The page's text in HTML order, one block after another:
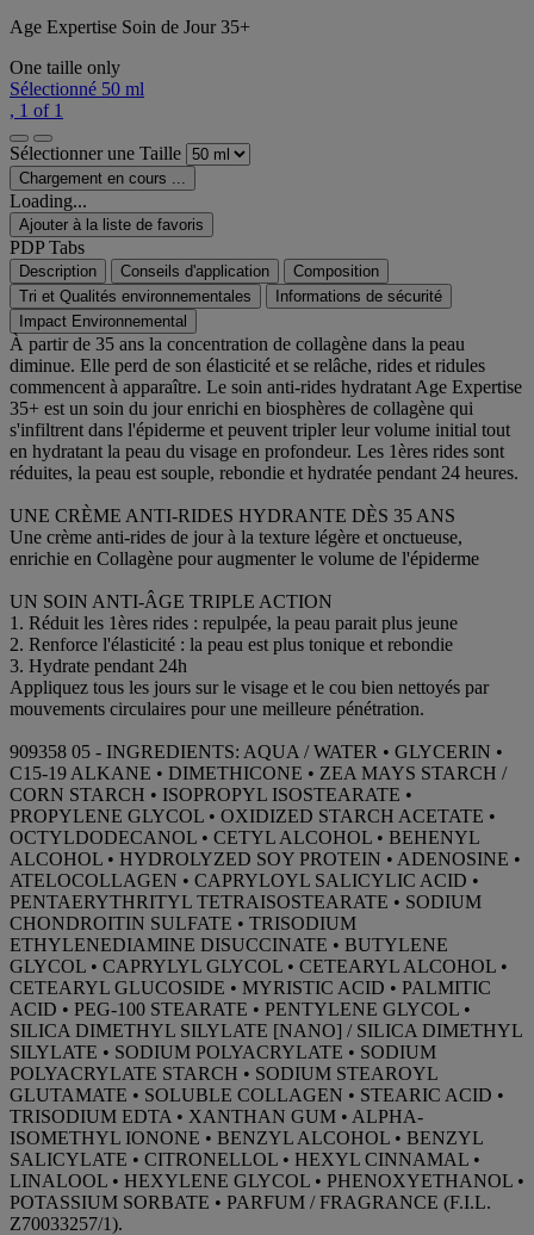
Age Expertise Soin de Jour 35+
One taille only
Sélectionné 50 ml
, 1 of 1
Sélectionner une Taille
Chargement en cours ...
Loading...
Ajouter à la liste de favoris
PDP Tabs
Description Conseils d'application
Composition
Tri et Qualités environnementales
Informations de sécurité
Impact Environnemental
À partir de 35 ans la concentration de collagène dans la peau
diminue. Elle perd de son élasticité et se relâche, rides et ridules
commencent à apparaître. Le soin anti-rides hydratant Age Expertise
35+ est un soin du jour enrichi en biosphères de collagène qui
s'infiltrent dans l'épiderme et peuvent tripler leur volume initial tout
en hydratant la peau du visage en profondeur. Les 1ères rides sont
réduites, la peau est souple, rebondie et hydratée pendant 24 heures.
UNE CRÈME ANTI-RIDES HYDRANTE DÈS 35 ANS
Une crème anti-rides de jour à la texture légère et onctueuse,
enrichie en Collagène pour augmenter le volume de l'épiderme
UN SOIN ANTI-ÂGE TRIPLE ACTION
1. Réduit les 1ères rides : repulpée, la peau parait plus jeune
2. Renforce l'élasticité : la peau est plus tonique et rebondie
3. Hydrate pendant 24h
Appliquez tous les jours sur le visage et le cou bien nettoyés par
mouvements circulaires pour une meilleure pénétration.
909358 05 - INGREDIENTS: AQUA / WATER • GLYCERIN •
C15-19 ALKANE • DIMETHICONE • ZEA MAYS STARCH /
CORN STARCH • ISOPROPYL ISOSTEARATE •
PROPYLENE GLYCOL • OXIDIZED STARCH ACETATE •
OCTYLDODECANOL • CETYL ALCOHOL • BEHENYL
ALCOHOL • HYDROLYZED SOY PROTEIN • ADENOSINE •
ATELOCOLLAGEN • CAPRYLOYL SALICYLIC ACID •
PENTAERYTHRITYL TETRAISOSTEARATE • SODIUM
CHONDROITIN SULFATE • TRISODIUM
ETHYLENEDIAMINE DISUCCINATE • BUTYLENE
GLYCOL • CAPRYLYL GLYCOL • CETEARYL ALCOHOL •
CETEARYL GLUCOSIDE • MYRISTIC ACID • PALMITIC
ACID • PEG-100 STEARATE • PENTYLENE GLYCOL •
SILICA DIMETHYL SILYLATE [NANO] / SILICA DIMETHYL
SILYLATE • SODIUM POLYACRYLATE • SODIUM
POLYACRYLATE STARCH • SODIUM STEAROYL
GLUTAMATE • SOLUBLE COLLAGEN • STEARIC ACID •
TRISODIUM EDTA • XANTHAN GUM • ALPHA-
ISOMETHYL IONONE • BENZYL ALCOHOL • BENZYL
SALICYLATE • CITRONELLOL • HEXYL CINNAMAL •
LINALOOL • HEXYLENE GLYCOL • PHENOXYETHANOL •
POTASSIUM SORBATE • PARFUM / FRAGRANCE (F.I.L.
Z70033257/1).